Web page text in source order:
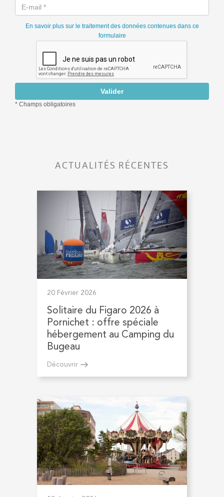
ACTUALITÉS RÉCENTES
20 Février 2026
Solitaire du Figaro 2026 à
Pornichet : offre spéciale
hébergement au Camping du
Bugeau
Découvrir